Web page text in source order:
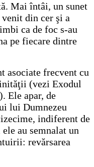
Mai întâi, un sunet
din cer şi a
ca de foc s-au
pe fiecare dintre
asociate frecvent cu
(vezi Exodul
Ele apar, de
lui Dumnezeu
indiferent de
au semnalat un
revărsarea